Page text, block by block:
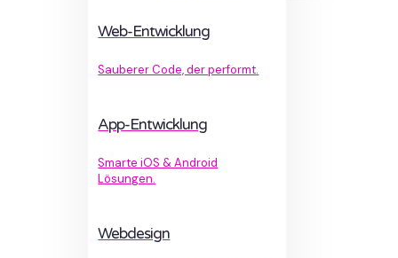
Web-Entwicklung
Sauberer Code, der performt.
App-Entwicklung
Smarte iOS & Android
Lösungen.
Webdesign